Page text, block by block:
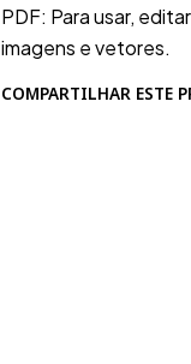
PDF: Para usar,
imagens e vetores.
COMPARTILHAR ESTE